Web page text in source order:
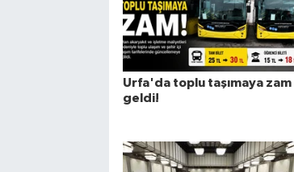
Urfa'da toplu taşımaya zam
geldi!